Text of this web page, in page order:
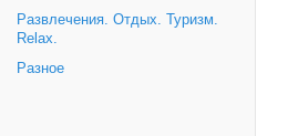
Развлечения. Отдых. Туризм.
Relax.
Разное